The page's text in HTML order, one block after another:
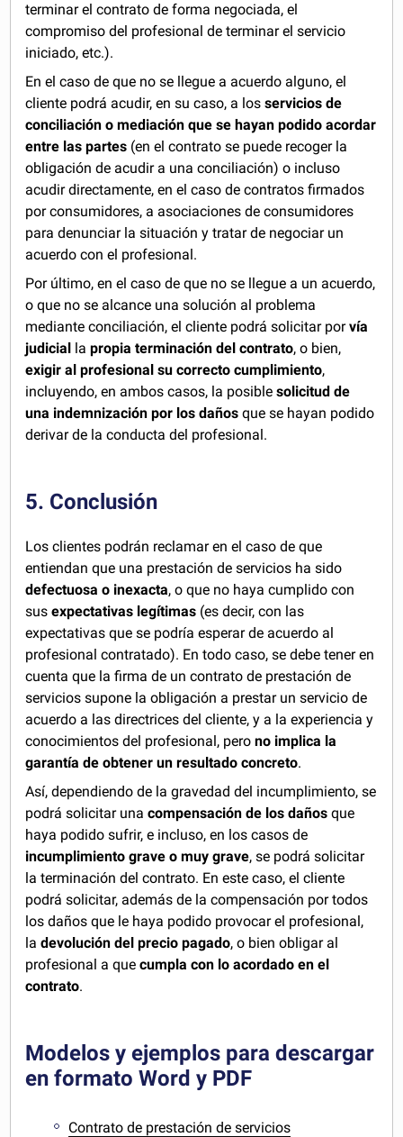
terminar el contrato de forma negociada, el
compromiso del profesional de terminar el servicio
iniciado, etc.).
En el caso de que no se llegue a acuerdo alguno, el
cliente podrá acudir, en su caso, a losservicios de
conciliación o mediación que se hayan podido acordar
entre las partes (en el contrato se puede recoger la
obligación de acudir a una conciliación) o incluso
acudir directamente, en el caso de contratos firmados
por consumidores, a asociaciones de consumidores
para denunciar la situación y tratar de negociar un
acuerdo con el profesional.
Por último, en el caso de que no se llegue a un acuerdo,
o que no se alcance una solución al problema
mediante conciliación, el cliente podrá solicitar porvía
judicial lapropia terminación del contrato, o bien,
exigir al profesional su correcto cumplimiento,
incluyendo, en ambos casos, la posiblesolicitud de
una indemnización por los daños que se hayan podido
derivar de la conducta del profesional.
5. Conclusión
Los clientes podrán reclamar en el caso de que
entiendan que una prestación de servicios ha sido
defectuosa o inexacta, o que no haya cumplido con
susexpectativas legítimas (es decir, con las
expectativas que se podría esperar de acuerdo al
profesional contratado). En todo caso, se debe tener en
cuenta que la firma de un contrato de prestación de
servicios supone la obligación a prestar un servicio de
acuerdo a las directrices del cliente, y a la experiencia y
conocimientos del profesional, perono implica la
garantía de obtener un resultado concreto.
Así, dependiendo de la gravedad del incumplimiento, se
podrá solicitar una compensación de los daños que
haya podido sufrir, e incluso, en los casos de
incumplimiento grave o muy grave, se podrá solicitar
la terminación del contrato. En este caso, el cliente
podrá solicitar, además de la compensación por todos
los daños que le haya podido provocar el profesional,
ladevolución del precio pagado, o bien obligar al
profesional a quecumpla con lo acordado en el
contrato.
Modelos y ejemplos para descargar
en formato Word y PDF
Contrato de prestación de servicios